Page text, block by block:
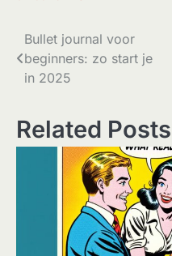
Bericht
navigatie
Bullet journal voor
beginners: zo start je
in 2025
Related Posts